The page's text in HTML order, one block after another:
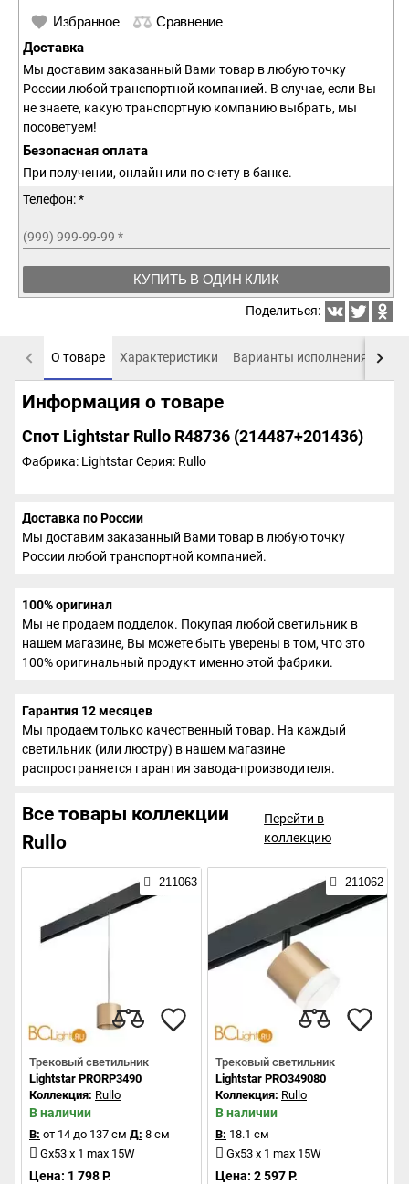
Избранное Сравнение
Доставка
Мы доставим заказанный Вами товар в любую точку
России любой транспортной компанией. В случае, если Вы
не знаете, какую транспортную компанию выбрать, мы
посоветуем!
Безопасная оплата
При получении, онлайн или по счету в банке.
Телефон: *
(999) 999-99-99 *
КУПИТЬ В ОДИН КЛИК
Поделиться:
О товаре Характеристики Варианты исполнения
Информация о товаре
Спот Lightstar Rullo R48736 (214487+201436)
Фабрика: LightstarСерия: Rullo
Доставка по России
Мы доставим заказанный Вами товар в любую точку
России любой транспортной компанией.
100% оригинал
Мы не продаем подделок. Покупая любой светильник в
нашем магазине, Вы можете быть уверены в том, что это
100% оригинальный продукт именно этой фабрики.
Гарантия 12 месяцев
Мы продаем только качественный товар. На каждый
светильник (или люстру) в нашем магазине
распространяется гарантия завода-производителя.
Все товары коллекции
Rullo
Перейти в
коллекцию
211063
Трековый светильник
Lightstar PRORP3490
Коллекция: Rullo
В наличии
В: от 14 до 137 см Д: 8 см
Gx53 x 1 max 15W
Цена: 1 798 Р.
211062
Трековый светильник
Lightstar PRO349080
Коллекция: Rullo
В наличии
В: 18.1 см
Gx53 x 1 max 15W
Цена: 2 597 Р.